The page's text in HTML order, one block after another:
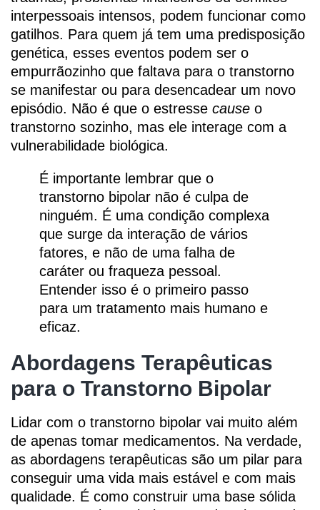
interpessoais intensos, podem funcionar como
gatilhos. Para quem já tem uma predisposição
genética, esses eventos podem ser o
empurrãozinho que faltava para o transtorno
se manifestar ou para desencadear um novo
episódio. Não é que o estresse cause o
transtorno sozinho, mas ele interage com a
vulnerabilidade biológica.
É importante lembrar que o
transtorno bipolar não é culpa de
ninguém. É uma condição complexa
que surge da interação de vários
fatores, e não de uma falha de
caráter ou fraqueza pessoal.
Entender isso é o primeiro passo
para um tratamento mais humano e
eficaz.
Abordagens Terapêuticas
para o Transtorno Bipolar
Lidar com o transtorno bipolar vai muito além
de apenas tomar medicamentos. Na verdade,
as abordagens terapêuticas são um pilar para
conseguir uma vida mais estável e com mais
qualidade. É como construir uma base sólida